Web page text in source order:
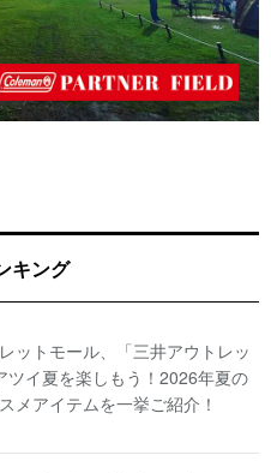
キング
ットモール、「三井アウトレッ
ツイ夏を楽しもう！2026年夏の
メアイテムを一挙ご紹介！